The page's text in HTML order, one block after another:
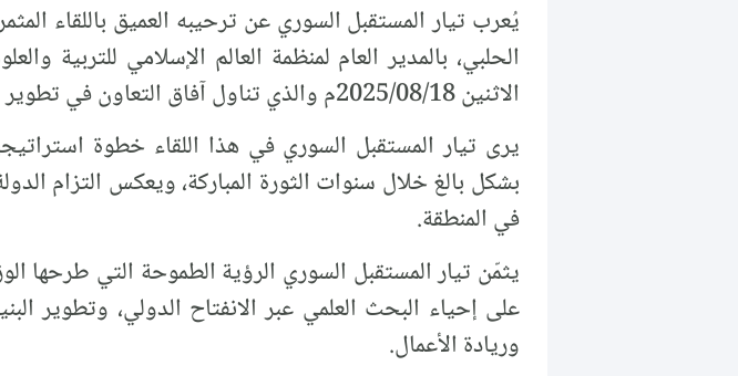
يُعرب تيار المستقبل السوري عن ترحيبه العميق باللقاء
الحلبي، بالمدير العام لمنظمة العالم الإسلامي للتربية
الاثنين 2025/08/18م والذي تناول آفاق التعاون في تطوير التعليم العالي والبحث العلمي في سورية.
يرى تيار المستقبل السوري في هذا اللقاء خطوة
بشكل بالغ خلال سنوات الثورة المباركة، ويعكس التزام
في المنطقة.
يثمّن تيار المستقبل السوري الرؤية الطموحة التي
على إحياء البحث العلمي عبر الانفتاح الدولي، وتطوير
وريادة الأعمال.